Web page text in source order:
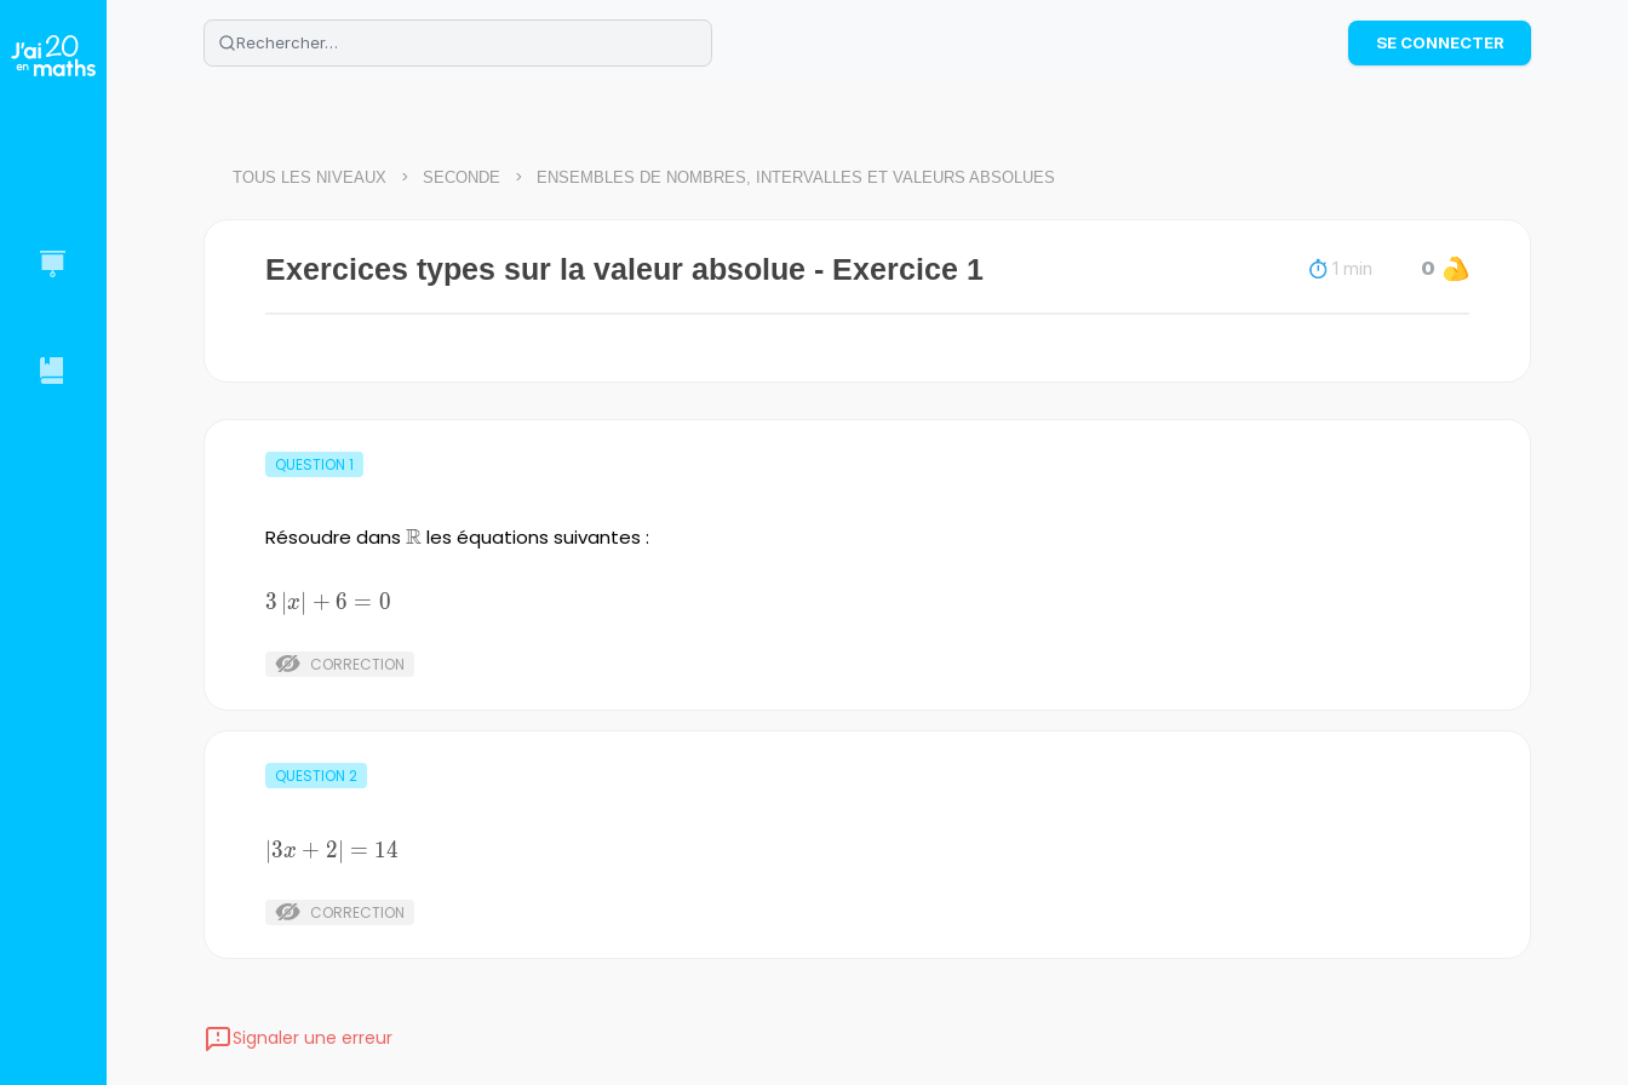
🌴Cahier de vacances offert: révise les maths cet été !
Télécharge ton PDF gratuit et progresse avec des exercices corrigés en vidéo.
TÉLÉCHARGER
SE CONNECTER
TOUS LES NIVEAUX > SECONDE > ENSEMBLES DE NOMBRES, INTERVALLES ET VALEURS ABSOLUES
Exercices types sur la valeur absolue - Exercice 1 1 min 0
QUESTION 1
Résoudre dans \mathbb{R}
Rles équations suivantes :
3\left|x\right|+6=0
3 ∣x + 6 = 0
CORRECTION
QUESTION 2
\left|3x+2\right|=14
3x + 2 = 14
CORRECTION
Signaler une erreur